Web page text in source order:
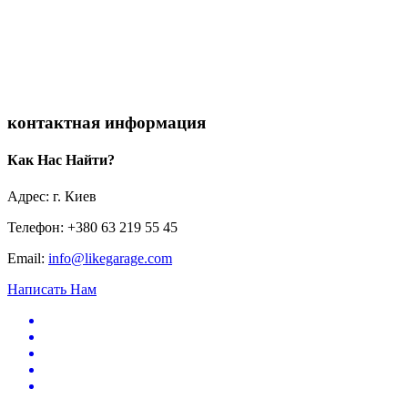
контактная информация
Как Нас Найти?
Адрес: г. Киев
Телефон: +380 63 219 55 45
Email: info@likegarage.com
Написать Нам